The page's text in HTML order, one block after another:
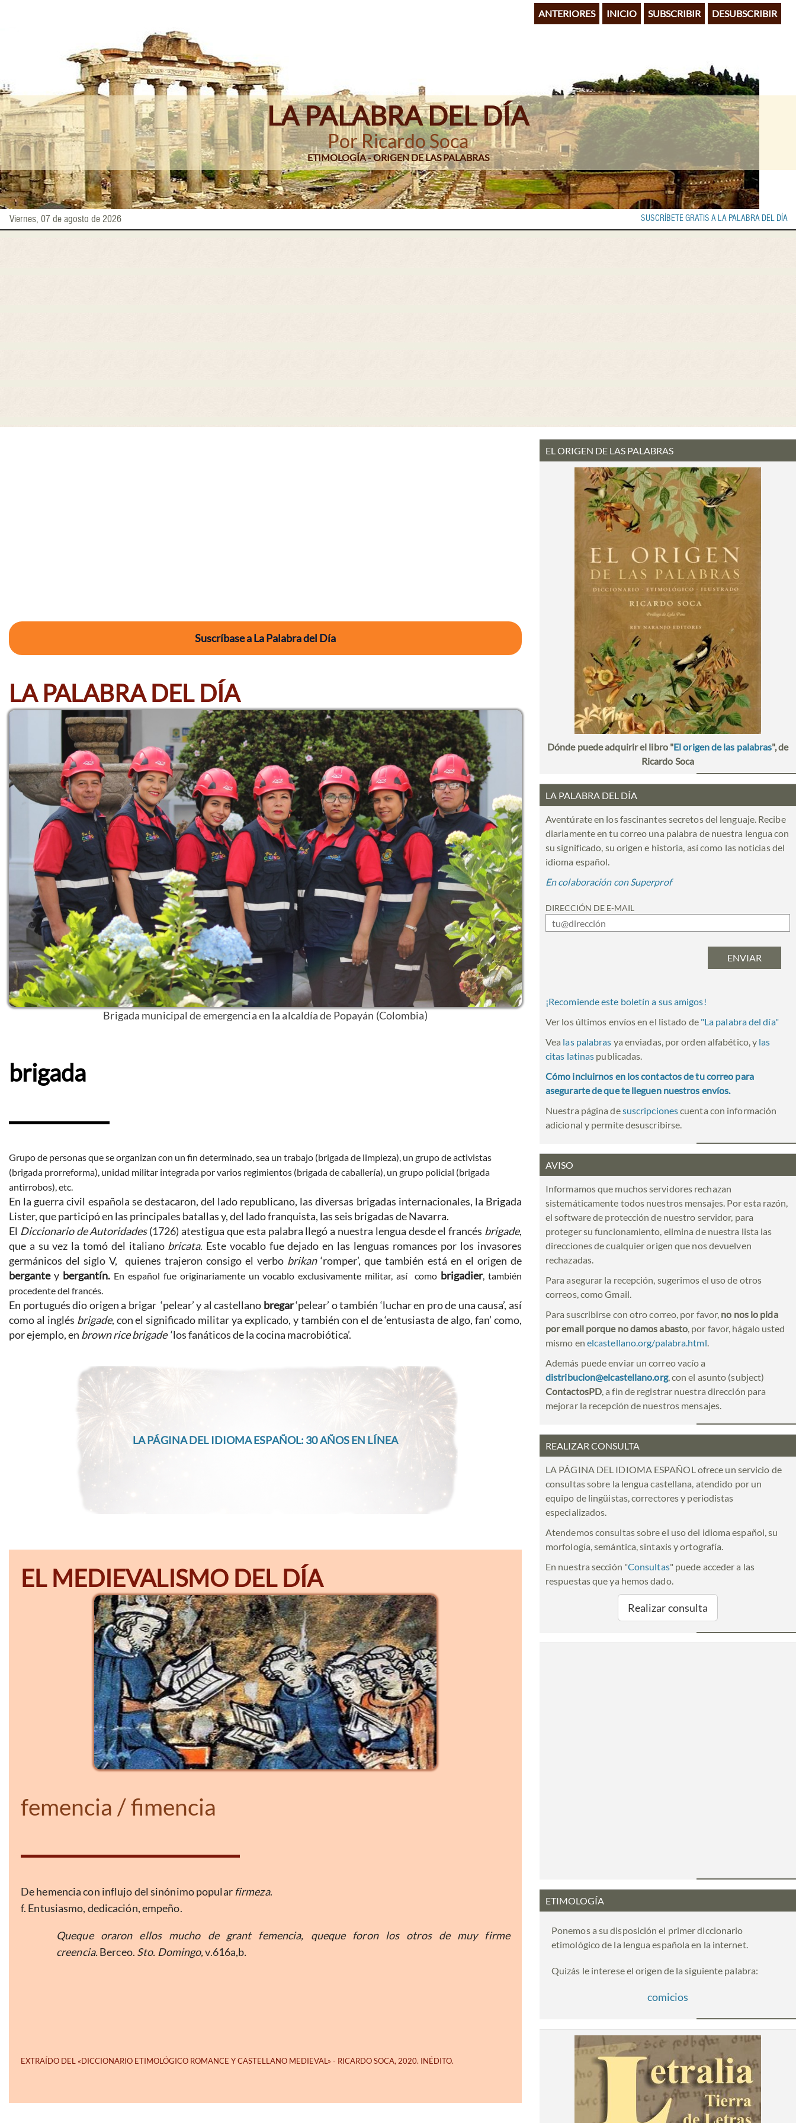
ANTERIORES INICIO SUBSCRIBIR DESUBSCRIBIR
LA PALABRA DEL DÍA
Por Ricardo Soca
ETIMOLOGÍA - ORIGEN DE LAS PALABRAS
Viernes, 07 de agosto de 2026 SUSCRÍBETE GRATIS A LA PALABRA DEL DÍA
Suscríbase a La Palabra del Día
LA PALABRA DEL DÍA
Brigada municipal de emergencia en la alcaldía de Popayán (Colombia)
brigada
Grupo de personas que se organizan con un fin determinado, sea un trabajo (brigada de limpieza), un grupo de activistas
(brigada prorreforma), unidad militar integrada por varios regimientos (brigada de caballería), un grupo policial (brigada
antirrobos), etc.
En la guerra civil española se destacaron, del lado republicano, las diversas brigadas internacionales, la Brigada
Lister, que participó en las principales batallas y, del lado franquista, las seis brigadas de Navarra.
El Diccionario de Autoridades(1726) atestigua que esta palabra llegó a nuestra lengua desde el francés brigade,
que a su vez la tomó del italiano bricata. Este vocablo fue dejado en las lenguas romances por los invasores
germánicos del siglo V, quienes trajeron consigo el verbo brikan‘romper’, que también está en el origen de
bergante y bergantín. En español fue originariamente un vocablo exclusivamente militar, así como brigadier, también
procedente del francés.
En portugués dio origen a brigar ‘pelear’ y al castellano bregar‘pelear’ o también ‘luchar en pro de una causa’, así
como al inglés brigade, con el significado militar ya explicado, y también con el de ‘entusiasta de algo, fan’ como,
por ejemplo, en brown rice brigade‘los fanáticos de la cocina macrobiótica’.
LA PÁGINA DEL IDIOMA ESPAÑOL: 30 AÑOS EN LÍNEA
EL MEDIEVALISMO DEL DÍA
femencia / fimencia
De hemencia con influjo del sinónimo popular firmeza.
f. Entusiasmo, dedicación, empeño.
Queque oraron ellos mucho de grant femencia, queque foron los otros de muy firme
creencia.Berceo. Sto. Domingo,v.616a,b.
EL ORIGEN DE LAS PALABRAS
Dónde puede adquirir el libro "El origen de las palabras", de
Ricardo Soca
LA PALABRA DEL DÍA
Aventúrate en los fascinantes secretos del lenguaje. Recibe
diariamente en tu correo una palabra de nuestra lengua con
su significado, su origen e historia, así como las noticias del
idioma español.
En colaboración con Superprof
DIRECCIÓN DE E-MAIL
¡Recomiende este boletín a sus amigos!
Ver los últimos envíos en el listado de "La palabra del día"
Vea las palabras ya enviadas, por orden alfabético, y las
citas latinas publicadas.
Cómo incluirnos en los contactos de tu correo para
asegurarte de que te lleguen nuestros envíos.
Nuestra página desuscripcionescuenta con información
adicional y permite desuscribirse.
AVISO
Informamos que muchos servidores rechazan
sistemáticamente todos nuestros mensajes. Por esta razón,
el software de protección de nuestro servidor, para
proteger su funcionamiento, elimina de nuestra lista las
direcciones de cualquier origen que nos devuelven
rechazadas.
Para asegurar la recepción, sugerimos el uso de otros
correos, como Gmail.
Para suscribirse con otro correo, por favor, no nos lo pida
por email porque no damos abasto, por favor, hágalo usted
mismo en elcastellano.org/palabra.html.
Además puede enviar un correo vacío a
distribucion@elcastellano.org, con el asunto (subject)
ContactosPD, a fin de registrar nuestra dirección para
mejorar la recepción de nuestros mensajes.
REALIZAR CONSULTA
LA PÁGINA DEL IDIOMA ESPAÑOL ofrece un servicio de
consultas sobre la lengua castellana, atendido por un
equipo de lingüistas, correctores y periodistas
especializados.
Atendemos consultas sobre el uso del idioma español, su
morfología, semántica, sintaxis y ortografía.
En nuestra sección "Consultas" puede acceder a las
respuestas que ya hemos dado.
Realizar consulta
ETIMOLOGÍA
Ponemos a su disposición el primer diccionario
etimológico de la lengua española en la internet.
Quizás le interese el origen de la siguiente palabra:
comicios